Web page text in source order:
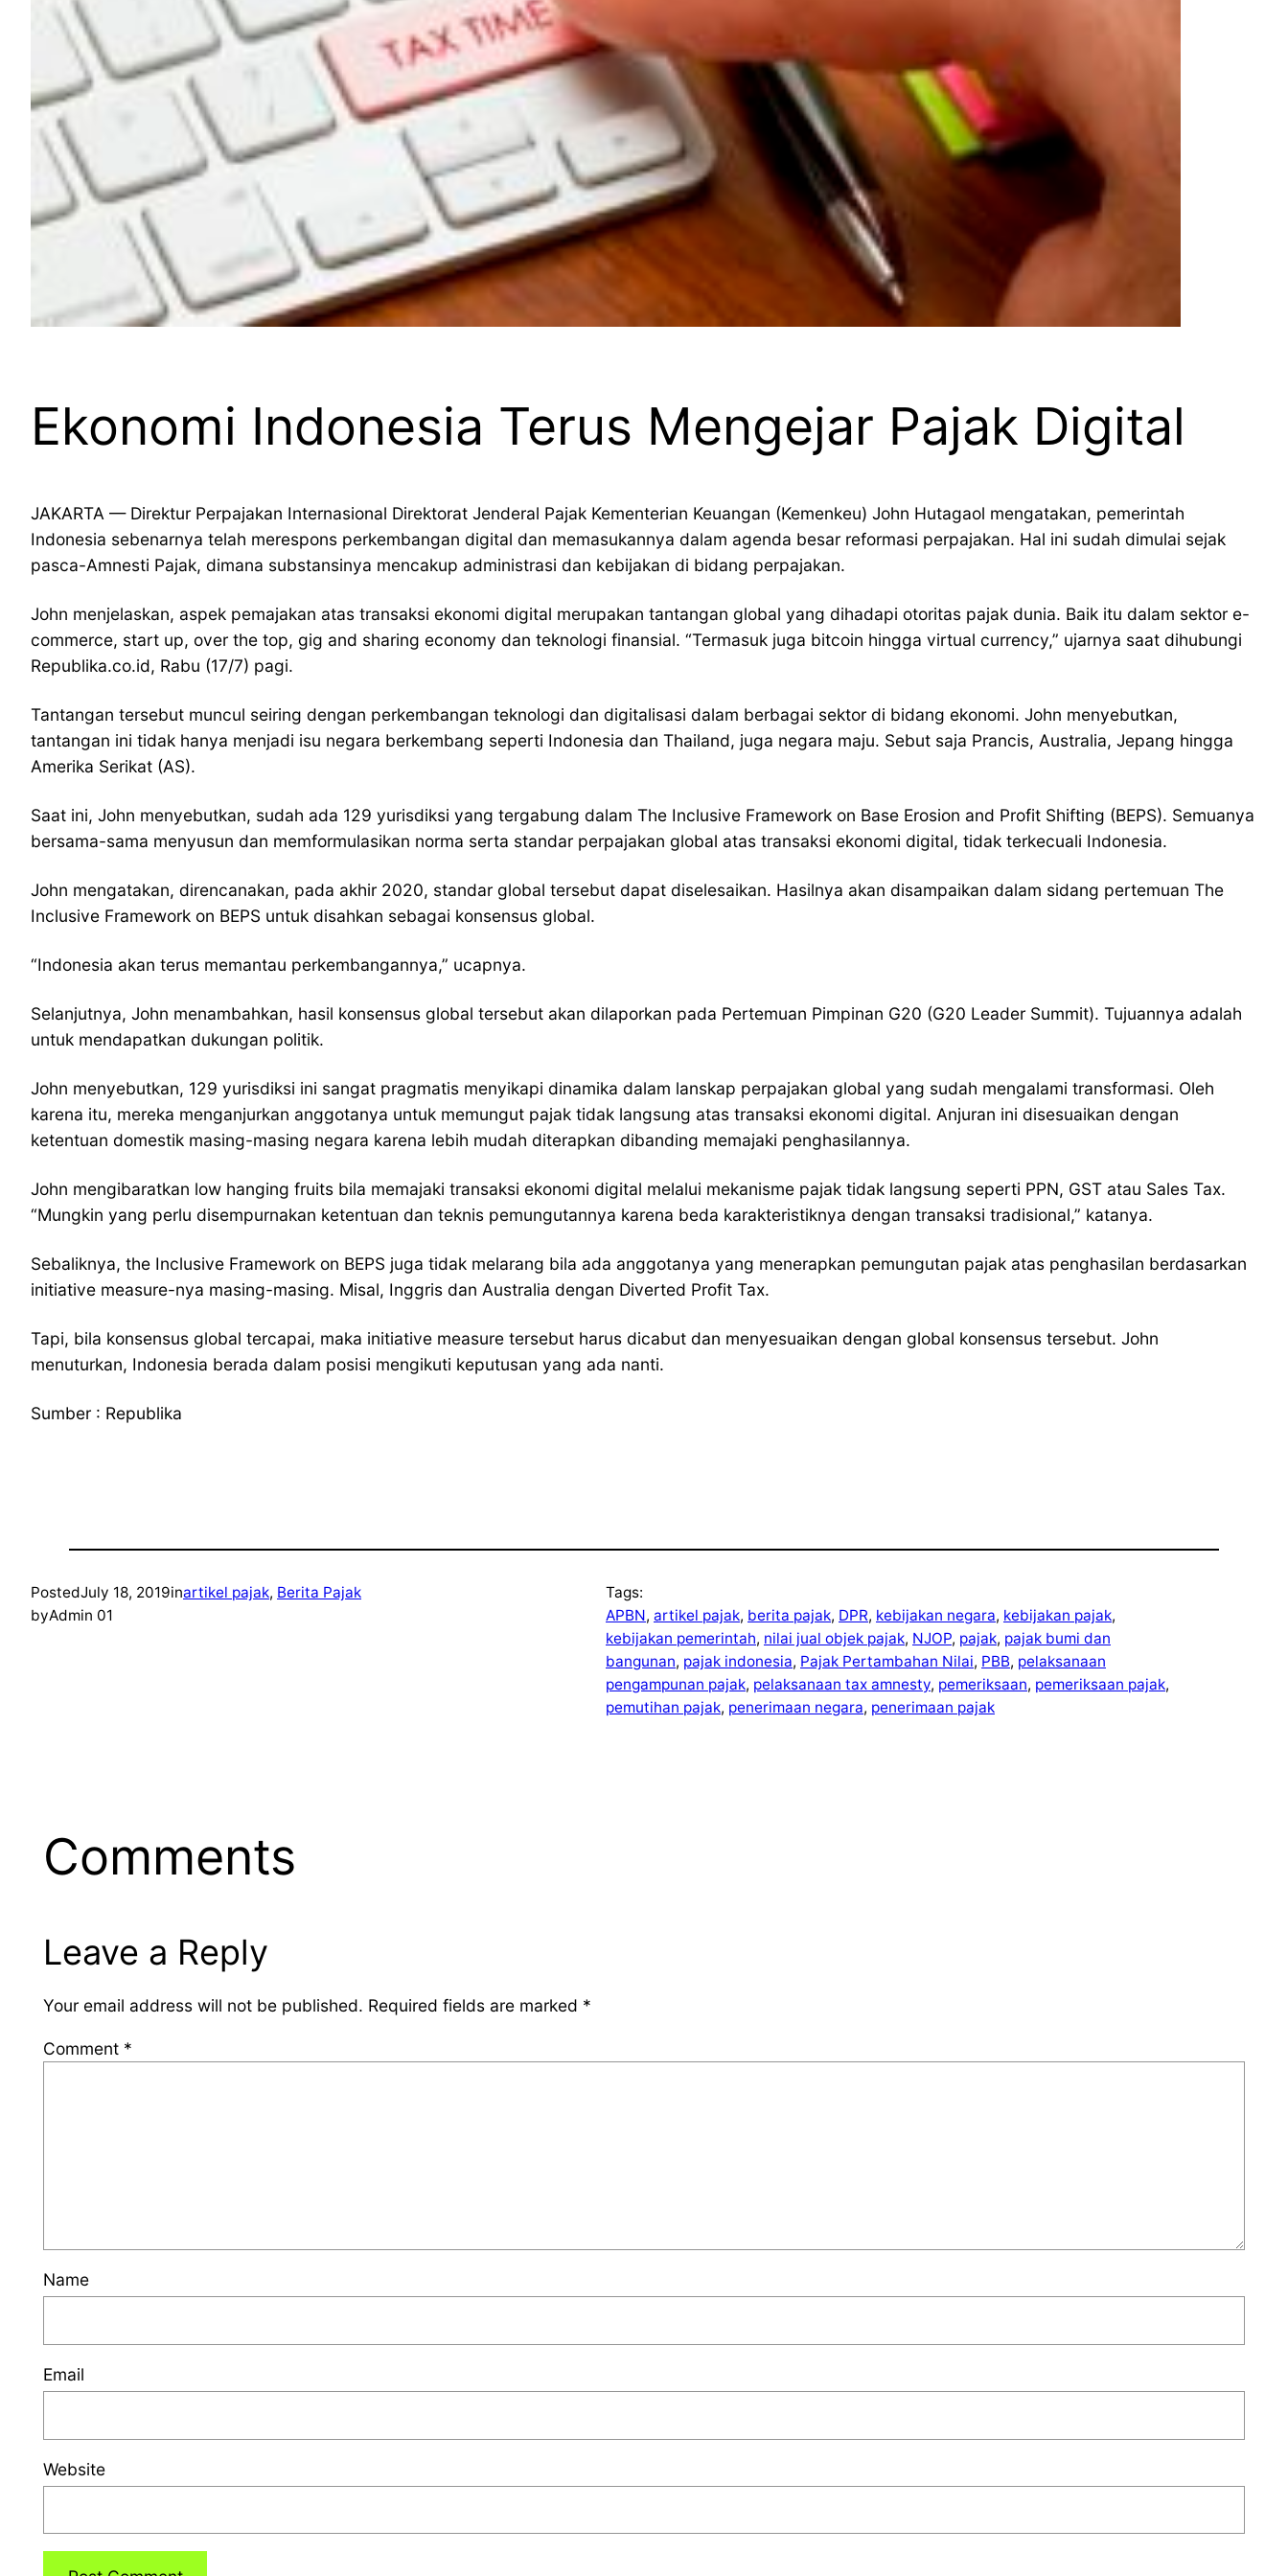
Ekonomi Indonesia Terus Mengejar Pajak Digital
JAKARTA — Direktur Perpajakan Internasional Direktorat Jenderal Pajak Kementerian Keuangan (Kemenkeu) John Hutagaol mengatakan, pemerintah
Indonesia sebenarnya telah merespons perkembangan digital dan memasukannya dalam agenda besar reformasi perpajakan. Hal ini sudah dimulai sejak
pasca-Amnesti Pajak, dimana substansinya mencakup administrasi dan kebijakan di bidang perpajakan.
John menjelaskan, aspek pemajakan atas transaksi ekonomi digital merupakan tantangan global yang dihadapi otoritas pajak dunia. Baik itu dalam sektor e-
commerce, start up, over the top, gig and sharing economy dan teknologi finansial. “Termasuk juga bitcoin hingga virtual currency,” ujarnya saat dihubungi
Republika.co.id, Rabu (17/7) pagi.
Tantangan tersebut muncul seiring dengan perkembangan teknologi dan digitalisasi dalam berbagai sektor di bidang ekonomi. John menyebutkan,
tantangan ini tidak hanya menjadi isu negara berkembang seperti Indonesia dan Thailand, juga negara maju. Sebut saja Prancis, Australia, Jepang hingga
Amerika Serikat (AS).
Saat ini, John menyebutkan, sudah ada 129 yurisdiksi yang tergabung dalam The Inclusive Framework on Base Erosion and Profit Shifting (BEPS). Semuanya
bersama-sama menyusun dan memformulasikan norma serta standar perpajakan global atas transaksi ekonomi digital, tidak terkecuali Indonesia.
John mengatakan, direncanakan, pada akhir 2020, standar global tersebut dapat diselesaikan. Hasilnya akan disampaikan dalam sidang pertemuan The
Inclusive Framework on BEPS untuk disahkan sebagai konsensus global.
“Indonesia akan terus memantau perkembangannya,” ucapnya.
Selanjutnya, John menambahkan, hasil konsensus global tersebut akan dilaporkan pada Pertemuan Pimpinan G20 (G20 Leader Summit). Tujuannya adalah
untuk mendapatkan dukungan politik.
John menyebutkan, 129 yurisdiksi ini sangat pragmatis menyikapi dinamika dalam lanskap perpajakan global yang sudah mengalami transformasi. Oleh
karena itu, mereka menganjurkan anggotanya untuk memungut pajak tidak langsung atas transaksi ekonomi digital. Anjuran ini disesuaikan dengan
ketentuan domestik masing-masing negara karena lebih mudah diterapkan dibanding memajaki penghasilannya.
John mengibaratkan low hanging fruits bila memajaki transaksi ekonomi digital melalui mekanisme pajak tidak langsung seperti PPN, GST atau Sales Tax.
“Mungkin yang perlu disempurnakan ketentuan dan teknis pemungutannya karena beda karakteristiknya dengan transaksi tradisional,” katanya.
Sebaliknya, the Inclusive Framework on BEPS juga tidak melarang bila ada anggotanya yang menerapkan pemungutan pajak atas penghasilan berdasarkan
initiative measure-nya masing-masing. Misal, Inggris dan Australia dengan Diverted Profit Tax.
Tapi, bila konsensus global tercapai, maka initiative measure tersebut harus dicabut dan menyesuaikan dengan global konsensus tersebut. John
menuturkan, Indonesia berada dalam posisi mengikuti keputusan yang ada nanti.
Sumber : Republika
PostedJuly 18, 2019inartikel pajak, Berita Pajak
byAdmin 01
Tags:
APBN, artikel pajak, berita pajak, DPR, kebijakan negara, kebijakan pajak
kebijakan pemerintah, nilai jual objek pajak, NJOP, pajak, pajak bumi dan
bangunan, pajak indonesia, Pajak Pertambahan Nilai, PBB, pelaksanaan
pengampunan pajak, pelaksanaan tax amnesty, pemeriksaan, pemeriksaan pajak
pemutihan pajak, penerimaan negara, penerimaan pajak
Comments
Leave a Reply
Your email address will not be published. Required fields are marked *
Comment *
Name
Email
Website